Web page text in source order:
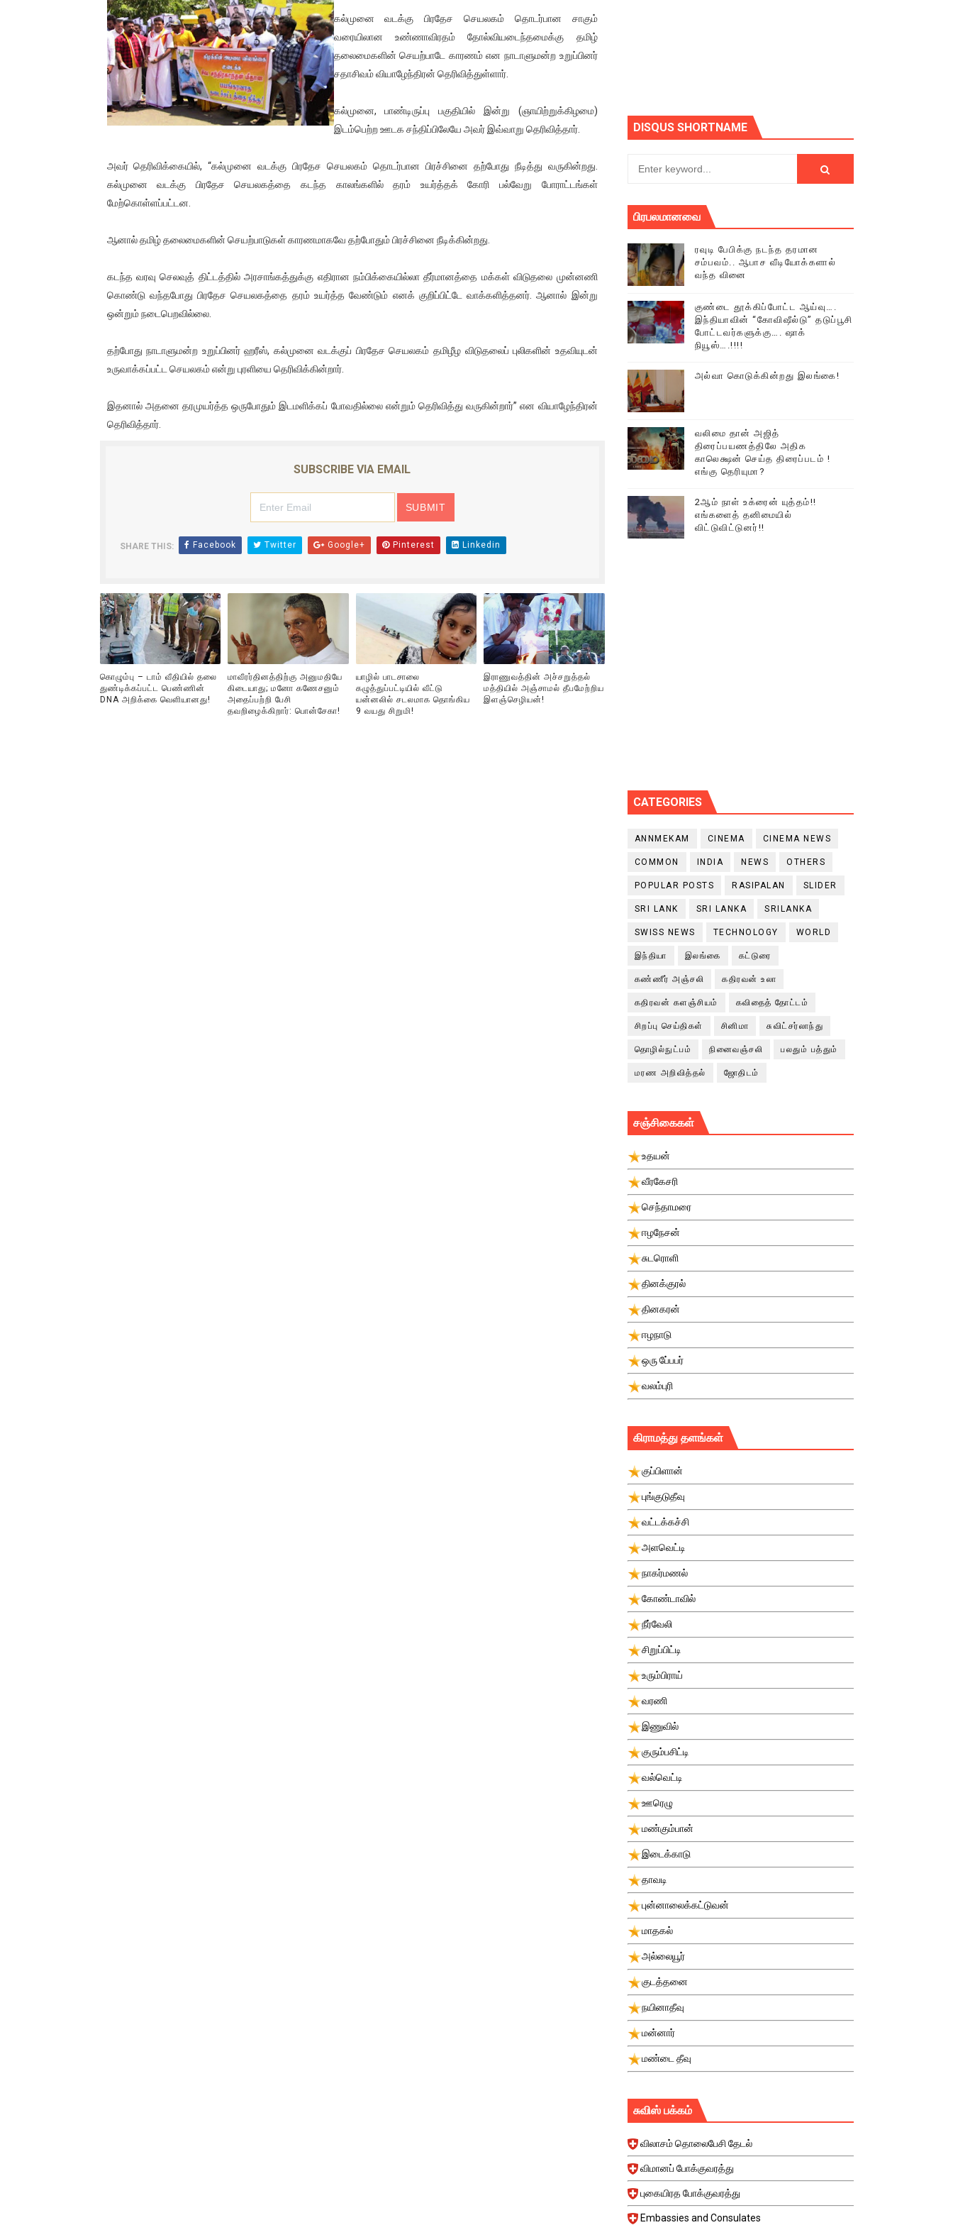
01/11/2021 Scotland ல் நடைபெறும் கண்டனப் போராட்டத்திற்கு கலந்துகொள்ளுமாறு அன்புரிமையோடு அழைக்கின்றோம்.
பாலச்சந்திரன் மற்றும் தன்னிடம் படித்த மாணவர்கள் தொடர்பில் நாடாளுமன்றத்தில் பகிரங்க கேள்வி
பிரிட்டனால் கடத்தப்படும் நிலையில் இலங்கைத் தமிழ் குடும்பம்!! நடந்தது என்ன
வர்ராரு...வர்ராரு... அண்ணாத்த : ரஜினிக்காக இலங்கை பாடலாசிரியர் வெளியிட்ட...
தடுப்பூசியை பெற்றுக் கொள்ளக் கூடிய இடங்கள்...
சிறுமியை பாலியல் வன்கொடுமை செய்த முதியவருக்கு வழங்கப்பட்ட தண்டனை
பிரபல நடிகை தூக்கிட்டு தற்கொலை!
வடிவேலுவுக்கு நீதிமன்றம் விதித்துள்ள அதிரடி உத்தரவு!
தியாகதீபம் லெப்.கேணல் திலீபன், கேணல் சங்கர் ஆகியோரின் நினைவெழுச்சி நாள் - 26.09.2021 சுவிஸ் (செய்தியும்,படங்களும்..)
ஐ.நா முன்றலில் சீரற்ற காலநிலையிலும் தமிழின அழிப்பிற்கு நீதி கேட்டு நடைபெற்ற கவனயீர்ப்புப் போராட்டத்தில் திரண்ட தமிழ்மக்கள்!!
இளையராஜா – கமல் அவசர சந்திப்பு (படங்கள், விடியோ)
ஜனாதிபதி ஐக்கிய நாடுகளின் பொதுச் சபை கூட்டத்தில் இன்று உரை
வலிமை தான் அஜித் திரைப்பயணத்திலே அதிக காலெக்ஷன் செய்த திரைப்படம் ! எங்கு தெரியுமா?
கல்முனை வடக்கு பிரதேச செயலகம் தொடர்பான சாகும்
வரையிலான உண்ணாவிரதம் தோல்வியடைந்தமைக்கு தமிழ்
தலைமைகளின் செயற்பாடே காரணம் என நாடாளுமன்ற உறுப்பினர்
சதாசிவம் வியாழேந்திரன் தெரிவித்துள்ளார்.
கல்முனை, பாண்டிருப்பு பகுதியில் இன்று (ஞாயிற்றுக்கிழமை)
இடம்பெற்ற ஊடக சந்திப்பிலேயே அவர் இவ்வாறு தெரிவித்தார்.
அவர் தெரிவிக்கையில், “கல்முனை வடக்கு பிரதேச செயலகம் தொடர்பான பிரச்சினை தற்போது நீடித்து வருகின்றது.
கல்முனை வடக்கு பிரதேச செயலகத்தை கடந்த காலங்களில் தரம் உயர்த்தக் கோரி பல்வேறு போராட்டங்கள்
மேற்கொள்ளப்பட்டன.
ஆனால் தமிழ் தலைமைகளின் செயற்பாடுகள் காரணமாகவே தற்போதும் பிரச்சினை நீடிக்கின்றது.
கடந்த வரவு செலவுத் திட்டத்தில் அரசாங்கத்துக்கு எதிரான நம்பிக்கையில்லா தீர்மானத்தை மக்கள் விடுதலை முன்னணி
கொண்டு வந்தபோது பிரதேச செயலகத்தை தரம் உயர்த்த வேண்டும் எனக் குறிப்பிட்டே வாக்களித்தனர். ஆனால் இன்று
ஒன்றும் நடைபெறவில்லை.
தற்போது நாடாளுமன்ற உறுப்பினர் ஹரீஸ், கல்முனை வடக்குப் பிரதேச செயலகம் தமிழீழ விடுதலைப் புலிகளின் உதவியுடன்
உருவாக்கப்பட்ட செயலகம் என்று புரளியை தெரிவிக்கின்றார்.
இதனால் அதனை தரமுயர்த்த ஒருபோதும் இடமளிக்கப் போவதில்லை என்றும் தெரிவித்து வருகின்றார்” என வியாழேந்திரன்
தெரிவித்தார்.
SUBSCRIBE VIA EMAIL
SHARE THIS: Facebook Twitter Google+ Pinterest Linkedin
கொழும்பு – டாம் வீதியில் தலை
துண்டிக்கப்பட்ட பெண்ணின்
DNA அறிக்கை வௌியானது!
மாவீரர்தினத்திற்கு அனுமதியே
கிடையாது; மனோ கணேசனும்
அதைப்பற்றி பேசி
தவறிழைக்கிறார்: பொன்சேகா!
யாழில் பாடசாலை
கழுத்துப்பட்டியில் வீட்டு
யன்னலில் சடலமாக தொங்கிய
9 வயது சிறுமி!
இராணுவத்தின் அச்சறுத்தல்
மத்தியில் அஞ்சாமல் தீபமேற்றிய
இளஞ்செழியன்!
DISQUS SHORTNAME
பிரபலமானவை
ரவுடி பேபிக்கு நடந்த தரமான
சம்பவம்.. ஆபாச வீடியோக்களால்
வந்த வினை
குண்டை தூக்கிப்போட்ட ஆய்வு….
இந்தியாவின் “கோவிஷீல்டு” தடுப்பூசி
போட்டவர்களுக்கு…. ஷாக்
நியூஸ்….!!!!
அல்வா கொடுக்கின்றது இலங்கை!
வலிமை தான் அஜித்
திரைப்பயணத்திலே அதிக
காலெக்ஷன் செய்த திரைப்படம் !
எங்கு தெரியுமா?
2ஆம் நாள் உக்ரைன் யுத்தம்!!
எங்களைத் தனிமையில்
விட்டுவிட்டுனர்!!
CATEGORIES
ANNMEKAM CINEMA CINEMA NEWS
COMMON INDIA NEWS OTHERS
POPULAR POSTS RASIPALAN SLIDER
SRI LANK SRI LANKA SRILANKA
SWISS NEWS TECHNOLOGY WORLD
இந்தியா இலங்கை கட்டுரை
கண்ணீர் அஞ்சலி கதிரவன் உலா
கதிரவன் களஞ்சியம் கவிதைத் தோட்டம்
சிறப்பு செய்திகள் சினிமா சுவிட்சர்லாந்து
தொழில்நுட்பம் நினைவஞ்சலி பலதும் பத்தும்
மரண அறிவித்தல் ஜோதிடம்
சஞ்சிகைகள்
உதயன்
வீரகேசரி
செந்தாமரை
ஈழநேசன்
சுடரொளி
தினக்குரல்
தினகரன்
ஈழநாடு
ஒரு பே்பபர்
வலம்புரி
கிராமத்து தளங்கள்
குப்பிளான்
புங்குடுதீவு
வட்டக்கச்சி
அளவெட்டி
நாகர்மணல்
கோண்டாவில்
நீர்வேலி
சிறுப்பிட்டி
உரும்பிராய்
வரணி
இணுவில்
குரும்பசிட்டி
வல்வெட்டி
ஊரெழு
மண்கும்பான்
இடைக்காடு
தாவடி
புன்னாலைக்கட்டுவன்
மாதகல்
அல்லையூர்
குடத்தனை
நயினாதீவு
மன்னார்
மண்டை தீவு
சுவிஸ் பக்கம்
விலாசம் தொலைபேசி தேடல்
விமானப் போக்குவரத்து
புகையிரத போக்குவரத்து
Embassies and Consulates